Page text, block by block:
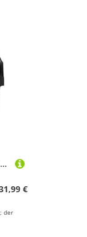
CWZZWS 1,0 mm Milanesen Maschengurt 18mm 20 mm 22 mm 24mm Uhrenband 3 mm Dicker Edelstahl Armband Universal Faltschnalle Armband Uhrenbandbänder
€
der